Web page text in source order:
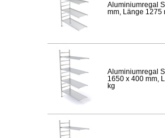
Aluminiumregal
mm, Länge 1275
Aluminiumregal
1650 x 400 mm,
kg